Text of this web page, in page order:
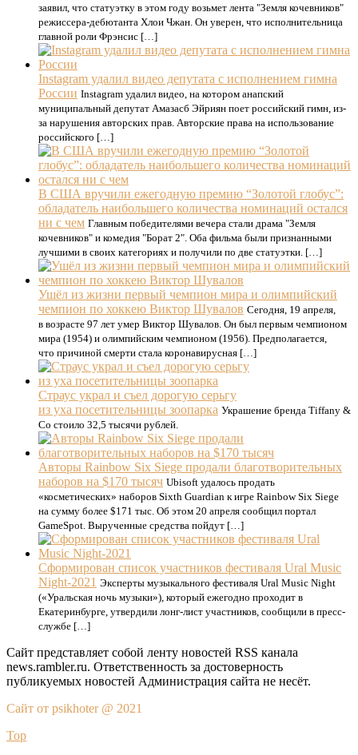
заявил, что статуэтку в этом году возьмет лента "Земля кочевников"
режиссера-дебютанта Хлои Чжан. Он уверен, что исполнительница
главной роли Фрэнсис […]
Instagram удалил видео депутата с исполнением гимна
России Instagram удалил видео, на котором анапский
муниципальный депутат Амазасб Эйриян поет российский гимн, из-
за нарушения авторских прав. Авторские права на использование
российского […]
В США вручили ежегодную премию “Золотой глобус”:
обладатель наибольшего количества номинаций остался
ни с чем Главным победителями вечера стали драма "Земля
кочевников" и комедия "Борат 2". Оба фильма были признанными
лучшими в своих категориях и получили по две статуэтки. […]
Ушёл из жизни первый чемпион мира и олимпийский
чемпион по хоккею Виктор Шувалов Сегодня, 19 апреля,
в возрасте 97 лет умер Виктор Шувалов. Он был первым чемпионом
мира (1954) и олимпийским чемпионом (1956). Предполагается,
что причиной смерти стала коронавирусная […]
Страус украл и съел дорогую серьгу
из уха посетительницы зоопарка Украшение бренда Tiffany &
Co стоило 32,5 тысячи рублей.
Авторы Rainbow Six Siege продали благотворительных
наборов на $170 тысяч Ubisoft удалось продать
«косметических» наборов Sixth Guardian к игре Rainbow Six Siege
на сумму более $171 тыс. Об этом 20 апреля сообщил портал
GameSpot. Вырученные средства пойдут […]
Сформирован список участников фестиваля Ural Music
Night-2021 Эксперты музыкального фестиваля Ural Music Night
(«Уральская ночь музыки»), который ежегодно проходит в
Екатеринбурге, утвердили лонг-лист участников, сообщили в пресс-
службе […]
Сайт представляет собой ленту новостей RSS канала
news.rambler.ru. Ответственность за достоверность
публикуемых новостей Администрация сайта не несёт.
Сайт от psikhoter @ 2021
Top